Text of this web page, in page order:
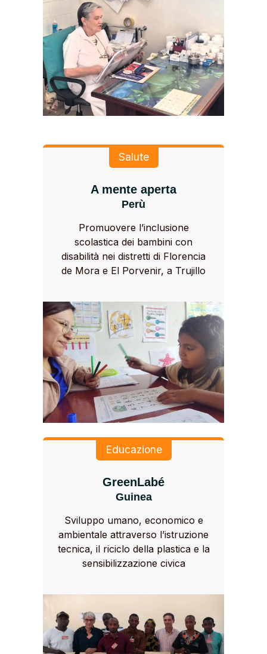
Salute
A mente aperta
Perù
Promuovere l’inclusione
scolastica dei bambini con
disabilità nei distretti di Florencia
de Mora e El Porvenir, a Trujillo
Educazione
GreenLabé
Guinea
Sviluppo umano, economico e
ambientale attraverso l’istruzione
tecnica, il riciclo della plastica e la
sensibilizzazione civica